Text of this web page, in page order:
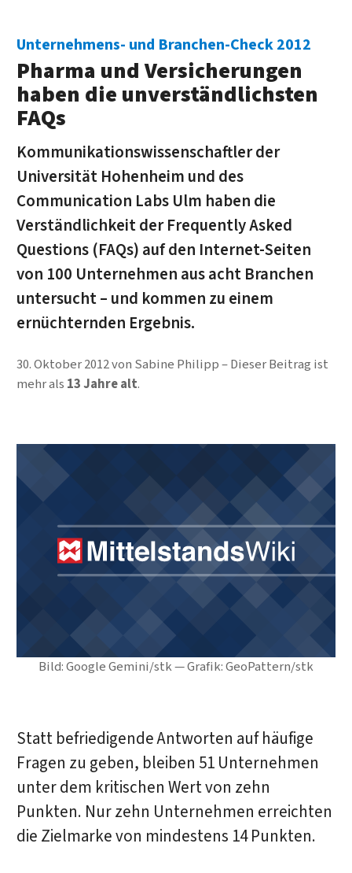
Bild: Google Gemini/stk — Grafik: GeoPattern/stk
Unternehmens- und Branchen-Check 2012
Pharma und Versicherungen
haben die unverständlichsten
FAQs
Kommunikationswissenschaftler der
Universität Hohenheim und des
Communication Labs Ulm haben die
Verständlichkeit der Frequently Asked
Questions (FAQs) auf den Internet-Seiten
von 100 Unternehmen aus acht Branchen
untersucht – und kommen zu einem
ernüchternden Ergebnis.
30. Oktober 2012von Sabine Philipp
Dieser Beitrag ist
mehr als 13 Jahre alt.
Statt befriedigende Antworten auf häufige
Fragen zu geben, bleiben 51 Unternehmen
unter dem kritischen Wert von zehn
Punkten. Nur zehn Unternehmen erreichten
die Zielmarke von mindestens 14 Punkten.